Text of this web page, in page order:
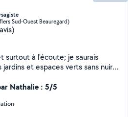
Sud-Ouest Beauregard)
surtout à l'écoute; je saurais
et espaces verts sans nuire
et feuillus) taille de fruitiers et
créations de massifs
des déchets végétaux
Nathalie : 5/5